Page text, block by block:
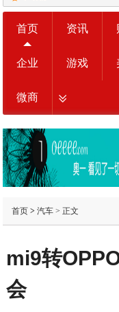
首页 资讯
企业 游戏
微商
首页> 汽车> 正文
mi9转
会